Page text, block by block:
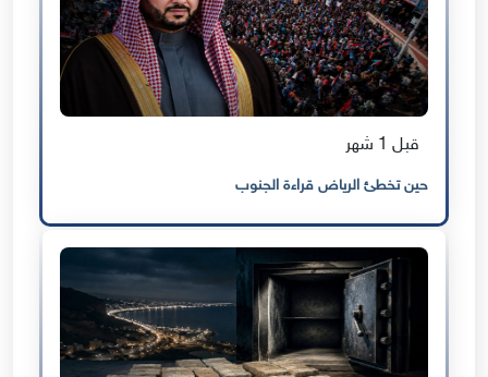
قبل 1 شهر
حين تخطئ الرياض قراءة الجنوب